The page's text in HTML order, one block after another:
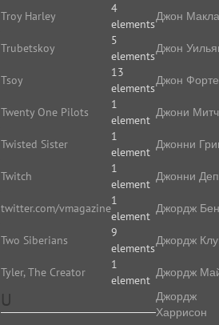
Troy Harley
4
elements
Trubetskoy
5
elements
Tsoy
13
elements
Twenty One Pilots
1
element
Twisted Sister
1
element
Twitch
1
element
twitter.com/vmagazine
1
element
Two Siberians
9
elements
Tyler, The Creator
1
element
U
Джон
Джон
Джон Форте
Джони
Джонни
Джонни
Джордж
Джордж
Джордж
Джордж
Харрисон